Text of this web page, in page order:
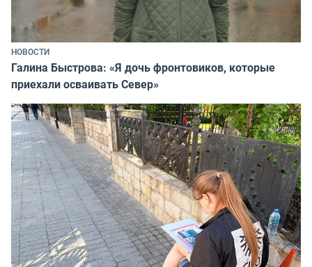
НОВОСТИ
Галина Быстрова: «Я дочь фронтовиков, которые
приехали осваивать Север»